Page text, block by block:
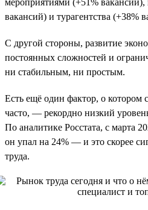
вакансий) и турагентства (+38%
С другой стороны, развитие
постоянных сложностей и
ни стабильным, ни простым.
Есть ещё один фактор, о котором
часто, — рекордно низкий
По аналитике Росстата, с марта
он упал на 24% — и это скорее
труда.